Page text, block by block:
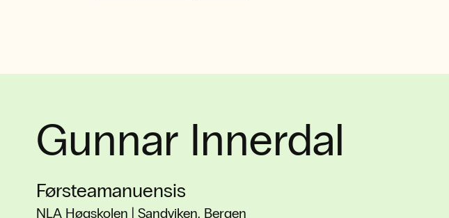
Gunnar Innerdal
Førsteamanuensis
NLA Høgskolen | Sandviken, Bergen